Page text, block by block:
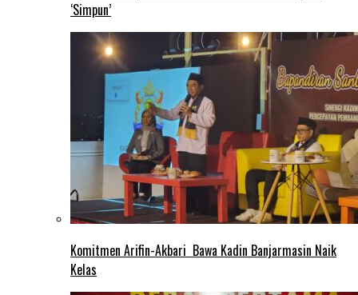
‘Simpun’
Komitmen Arifin-Akbari Bawa Kadin Banjarmasin Naik
Kelas